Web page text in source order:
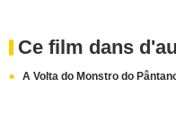
Ce film dans
A Volta do Monstro do